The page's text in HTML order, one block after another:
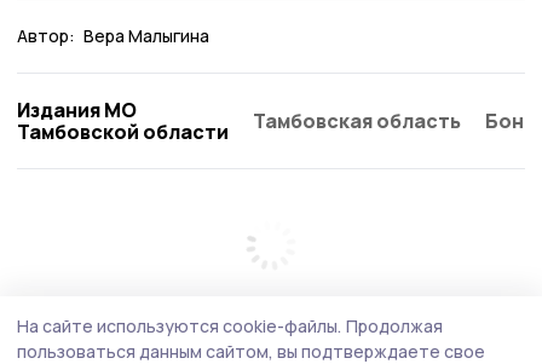
Автор: Вера Малыгина
Издания МО
Тамбовской области
Тамбовская область
На сайте используются cookie-файлы. Продолжая
пользоваться данным сайтом, вы подтверждаете свое